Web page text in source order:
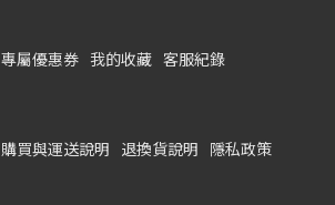
專屬優惠券 我的收藏 客服紀錄
購買與運送說明 退換貨說明 隱私政策